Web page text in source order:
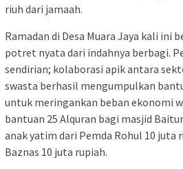
riuh dari jamaah.
Ramadan di Desa Muara Jaya kali ini
potret nyata dari indahnya berbagi.
sendirian; kolaborasi apik antara
swasta berhasil mengumpulkan
untuk meringankan beban ekonomi
bantuan 25 Alquran bagi masjid
anak yatim dari Pemda Rohul 10 juta
Baznas 10 juta rupiah.